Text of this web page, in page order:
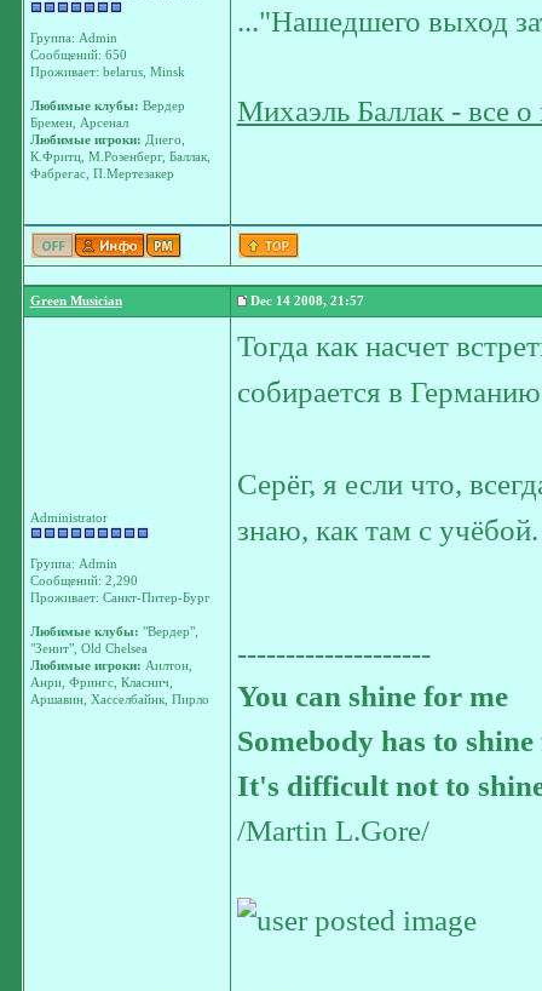
Группа: Admin
Сообщений: 650
Проживает: belarus, Minsk
Любимые клубы: Вердер
Бремен, Арсенал
Любимые игроки: Диего,
К.Фритц, М.Розенберг, Баллак,
Фабрегас, П.Мертезакер
..."Нашедшего выход
Михаэль Баллак - все о
Green Musician Dec 14 2008, 21:57
Administrator
Группа: Admin
Сообщений: 2,290
Проживает: Санкт-Питер-Бург
Любимые клубы: "Вердер",
"Зенит", Old Chelsea
Любимые игроки: Аилтон,
Анри, Фрингс, Класнич,
Аршавин, Хасселбайнк, Пирло
Тогда как насчет
собирается в
Серёг, я если что,
знаю, как там с
--------------------
You can shine for me
Somebody has to
It's difficult not to
/Martin L.Gore/